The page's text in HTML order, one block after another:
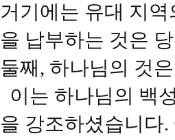
거기에는 유대 지
을 납부하는 것은
둘째, 하나님의 것
이는 하나님의 백
을 강조하셨습니다